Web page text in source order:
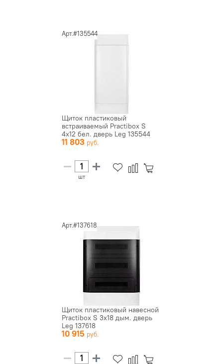
Арт.#135544
Щиток пластиковый
встраиваемый Practibox S
4х12 бел. дверь Leg 135544
11 803
шт
Арт.#137618
Щиток пластиковый навесной
Practibox S 3х18 дым. дверь
Leg 137618
10 915